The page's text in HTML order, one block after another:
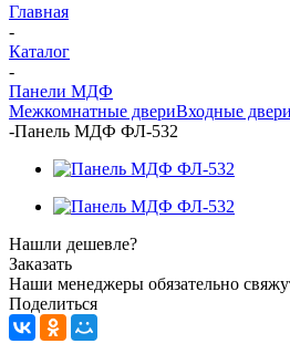
Главная
-
Каталог
-
Панели МДФ
Межкомнатные двериВходные двери
-Панель МДФ ФЛ-532
Нашли дешевле?
Заказать
Наши менеджеры обязательно
Поделиться